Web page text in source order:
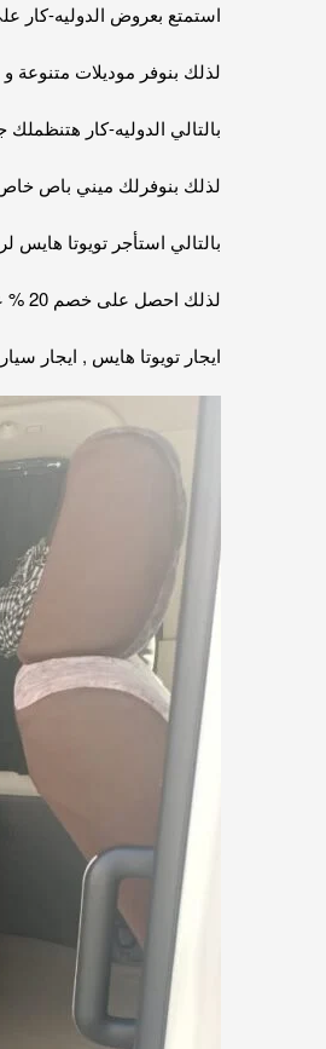
استمتع بعروض الدوليه-كار
لذلك بنوفر موديلات متنوعة
بالتالي الدوليه-كار هتنظملك
لذلك بنوفرلك ميني باص
بالتالي استأجر تويوتا
لذلك احصل على خصم 20 % على الايجار الاسبوعي لتويوتا هايس بالسائق . 01067451866
ايجار تويوتا هايس , ايجار سيارات تويوتا هايس 14 راكب , ايجار سيارات تويوتا , اخر اسعار